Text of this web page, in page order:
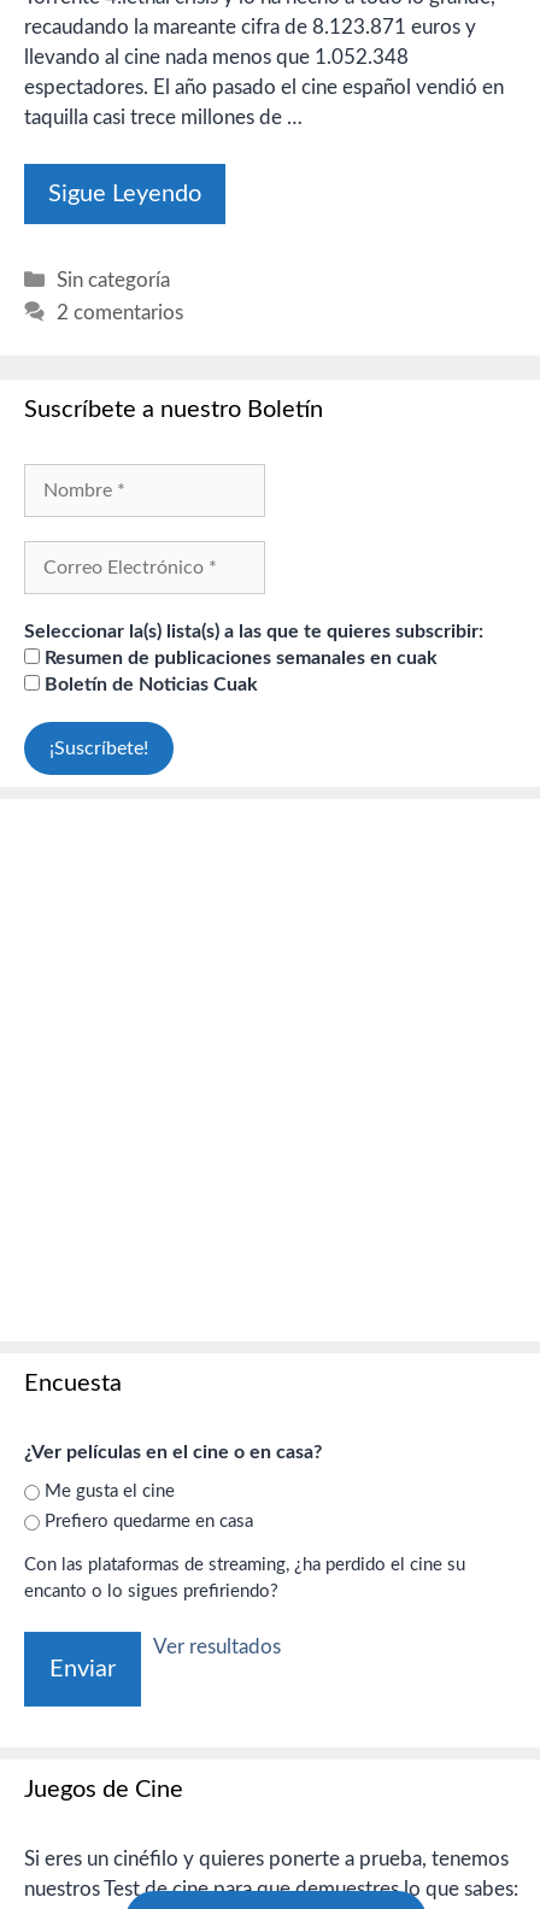
recaudando la mareante cifra de 8.123.871 euros y
llevando al cine nada menos que 1.052.348
espectadores. El año pasado el cine español vendió en
taquilla casi trece millones de …
Sigue Leyendo
Categorías
Sin categoría
2 comentarios
Suscríbete a nuestro Boletín
Seleccionar la(s) lista(s) a las que te quieres subscribir:
Resumen de publicaciones semanales en cuak
Boletín de Noticias Cuak
Encuesta
¿Ver películas en el cine o en casa?
Me gusta el cine
Prefiero quedarme en casa
Con las plataformas de streaming, ¿ha perdido el cine su
encanto o lo sigues prefiriendo?
Ver resultados
Juegos de Cine
Si eres un cinéfilo y quieres ponerte a prueba, tenemos
nuestros Test de cine para que demuestres lo que sabes: